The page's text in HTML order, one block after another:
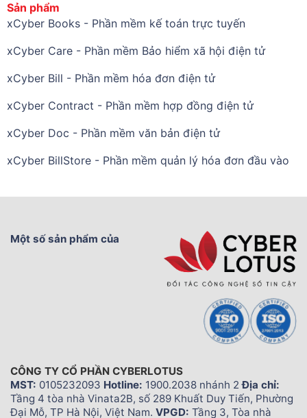
Sản phẩm
xCyber Books - Phần mềm kế toán trực tuyến
xCyber Care - Phần mềm Bảo hiểm xã hội điện tử
xCyber Bill - Phần mềm hóa đơn điện tử
xCyber Contract - Phần mềm hợp đồng điện tử
xCyber Doc - Phần mềm văn bản điện tử
xCyber BillStore - Phần mềm quản lý hóa đơn đầu vào
Một số sản phẩm của
CÔNG TY CỔ PHẦN CYBERLOTUS
MST: 0105232093 Hotline: 1900.2038 nhánh 2Địa chỉ:
Tầng 4 tòa nhà Vinata2B, số 289 Khuất Duy Tiến, Phường
Đại Mỗ, TP Hà Nội, Việt Nam. VPGD: Tầng 3, Tòa nhà